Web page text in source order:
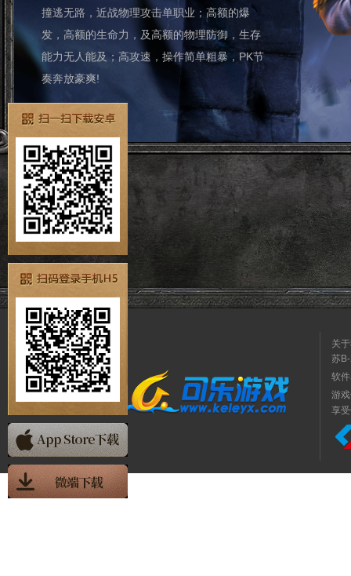
撞逃无路，近战物理攻击单职业；高额的爆
发，高额的生命力，及高额的物理防御，生存
能力无人能及；高攻速，操作简单粗暴，PK节
奏奔放豪爽!
关
苏
软
游
享